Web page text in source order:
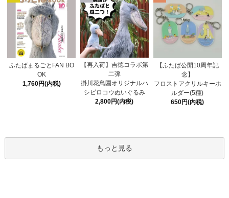
ふたばまるごとFAN BO
OK
1,760円(内税)
【再入荷】吉徳コラボ第
二弾
掛川花鳥園オリジナルハ
シビロコウぬいぐるみ
2,800円(内税)
【ふたば公開10周年記
念】
フロストアクリルキーホ
ルダー(5種)
650円(内税)
もっと見る